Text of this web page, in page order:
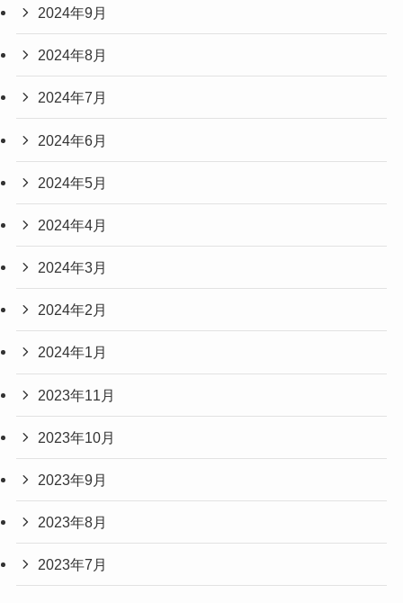
2024年9月
2024年8月
2024年7月
2024年6月
2024年5月
2024年4月
2024年3月
2024年2月
2024年1月
2023年11月
2023年10月
2023年9月
2023年8月
2023年7月